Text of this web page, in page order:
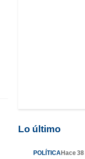
Lo último
POLÍTICAHace